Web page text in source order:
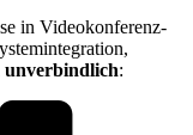
in Videokonferenz-
unverbindlich: